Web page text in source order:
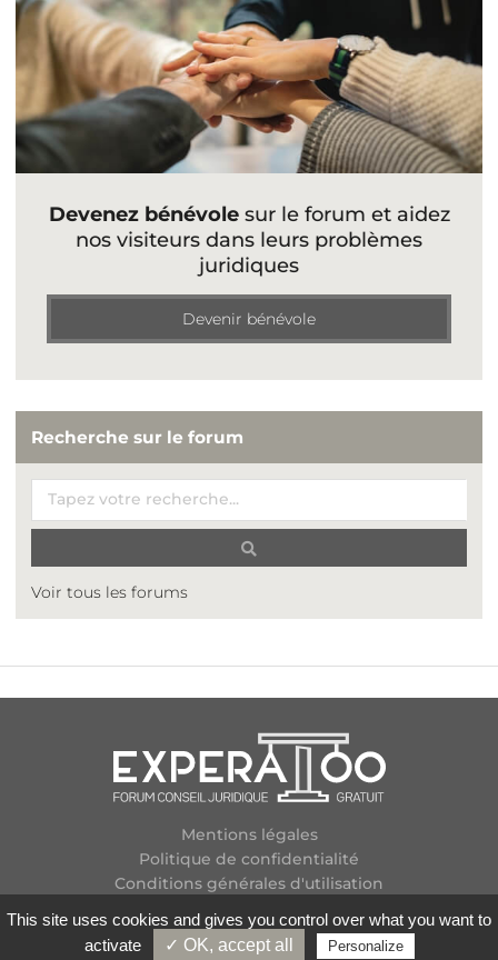
Devenez bénévolesur le forum et aidez
nos visiteurs dans leurs problèmes
juridiques
Devenir bénévole
Recherche sur le forum
Voir tous les forums
Mentions légales
Politique de confidentialité
Conditions générales d'utilisation
Contactez-nous
This site uses cookies and gives you control over what you want to
activate
✓ OK, accept all Personalize